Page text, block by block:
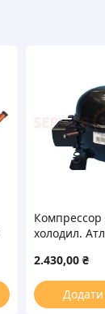
Компрессор
холодил.
2.430,00 ₴